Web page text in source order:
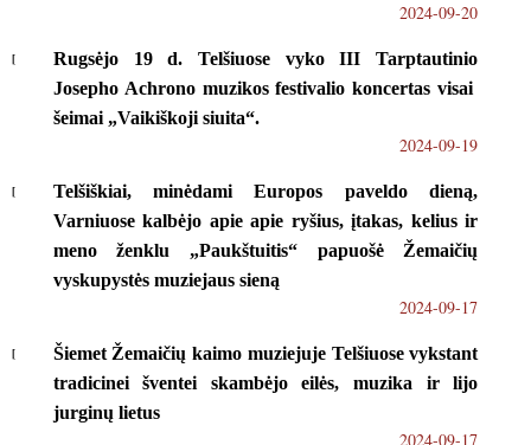
2024-09-20
Rugsėjo 19 d. Telšiuose vyko III Tarptautinio
Josepho Achrono muzikos festivalio koncertas visai
šeimai „Vaikiškoji siuita“.
2024-09-19
Telšiškiai, minėdami Europos paveldo dieną,
Varniuose kalbėjo apie apie ryšius, įtakas, kelius ir
meno ženklu „Paukštuitis“ papuošė Žemaičių
vyskupystės muziejaus sieną
2024-09-17
Šiemet Žemaičių kaimo muziejuje Telšiuose vykstant
tradicinei šventei skambėjo eilės, muzika ir lijo
jurginų lietus
2024-09-17